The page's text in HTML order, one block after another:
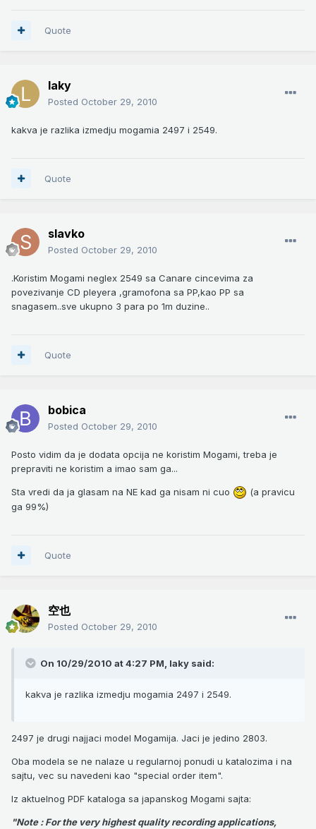
Quote
laky
Posted October 29, 2010
kakva je razlika izmedju mogamia 2497 i 2549.
Quote
slavko
Posted October 29, 2010
.Koristim Mogami neglex 2549 sa Canare cincevima za
povezivanje CD pleyera ,gramofona sa PP,kao PP sa
snagasem..sve ukupno 3 para po 1m duzine..
Quote
bobica
Posted October 29, 2010
Posto vidim da je dodata opcija ne koristim Mogami, treba je
prepraviti ne koristim a imao sam ga...
Sta vredi da ja glasam na NE kad ga nisam ni cuo
(a pravicu
ga 99%)
Quote
空也
Posted October 29, 2010
On 10/29/2010 at 4:27 PM, laky said:
kakva je razlika izmedju mogamia 2497 i 2549.
2497 je drugi najjaci model Mogamija. Jaci je jedino 2803.
Oba modela se ne nalaze u regularnoj ponudi u katalozima i na
sajtu, vec su navedeni kao "special order item".
Iz aktuelnog PDF kataloga sa japanskog Mogami sajta:
"Note : For the very highest quality recording applications,